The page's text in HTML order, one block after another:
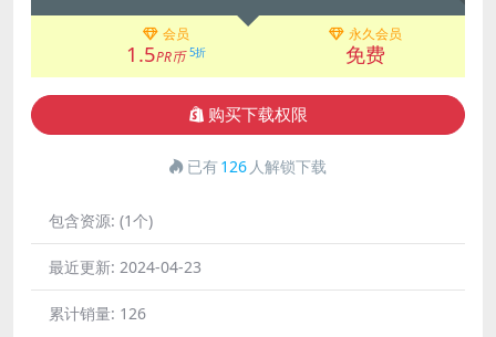
会员
1.5PR币 5折
永久会员
免费
购买下载权限
已有126 人解锁下载
包含资源: (1个)
最近更新: 2024-04-23
累计销量: 126